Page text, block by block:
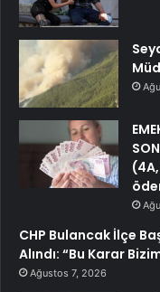
CHP Bulancak İlçe
Alındı: “Bu Karar
Ağustos 7, 2026